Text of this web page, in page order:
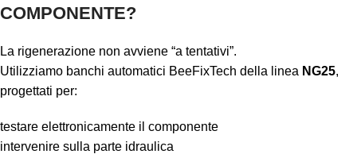
COMPONENTE?
La rigenerazione non avviene “a tentativi”.
Utilizziamo banchi automatici BeeFixTech della linea NG25,
progettati per:
testare elettronicamente il componente
intervenire sulla parte idraulica